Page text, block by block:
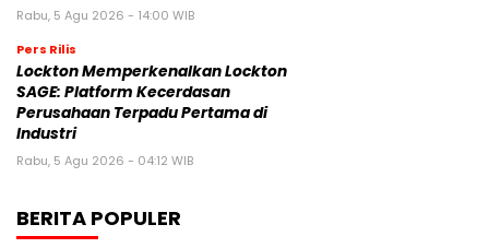
Rabu, 5 Agu 2026 - 14:00 WIB
Pers Rilis
Lockton Memperkenalkan Lockton
SAGE: Platform Kecerdasan
Perusahaan Terpadu Pertama di
Industri
Rabu, 5 Agu 2026 - 04:12 WIB
BERITA POPULER